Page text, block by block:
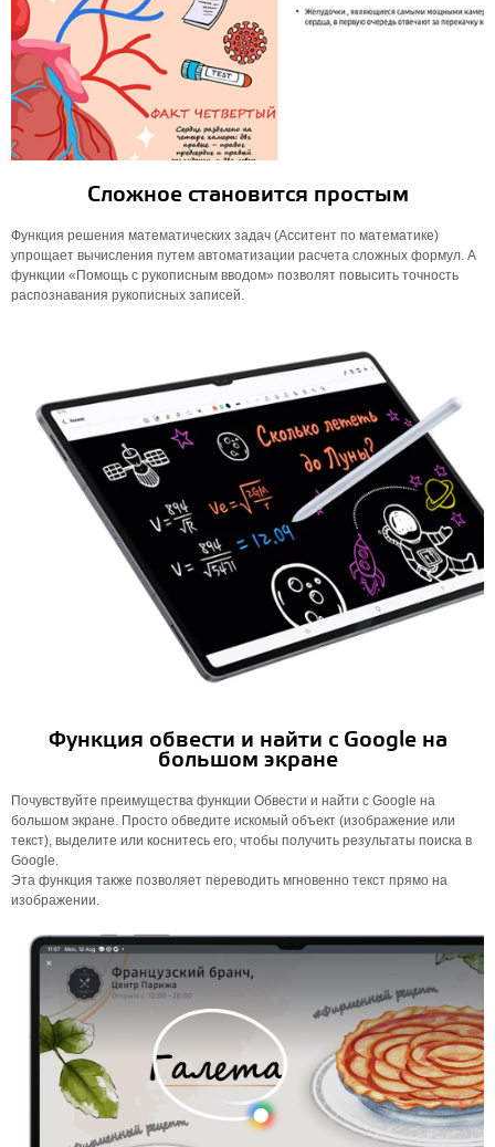
Сложное становится простым
Функция решения математических задач (Асситент по математике)
упрощает вычисления путем автоматизации расчета сложных формул. А
функции «Помощь с рукописным вводом» позволят повысить точность
распознавания рукописных записей.
Функция обвести и найти с Google на
большом экране
Почувствуйте преимущества функции Обвести и найти с Google на
большом экране. Просто обведите искомый объект (изображение или
текст), выделите или коснитесь его, чтобы получить результаты поиска в
Google.
Эта функция также позволяет переводить мгновенно текст прямо на
изображении.